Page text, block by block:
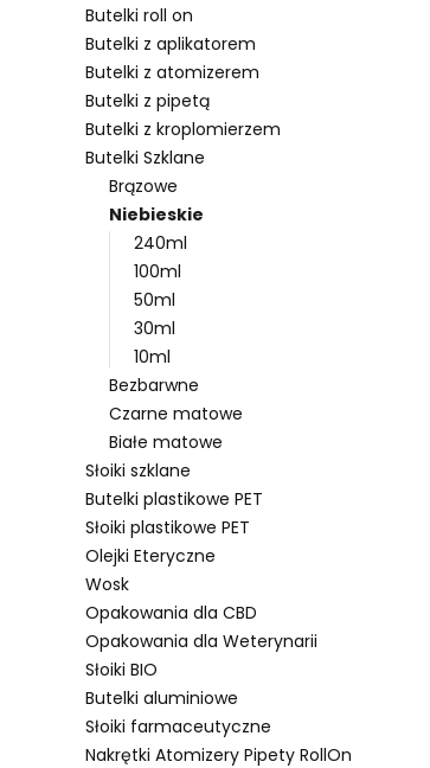
Butelki roll on
Butelki z aplikatorem
Butelki z atomizerem
Butelki z pipetą
Butelki z kroplomierzem
Butelki Szklane
Brązowe
Niebieskie
240ml
100ml
50ml
30ml
10ml
Bezbarwne
Czarne matowe
Białe matowe
Słoiki szklane
Butelki plastikowe PET
Słoiki plastikowe PET
Olejki Eteryczne
Wosk
Opakowania dla CBD
Opakowania dla Weterynarii
Słoiki BIO
Butelki aluminiowe
Słoiki farmaceutyczne
Nakrętki Atomizery Pipety RollOn